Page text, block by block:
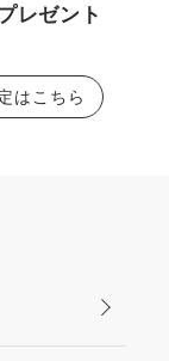
レゼント
はこちら